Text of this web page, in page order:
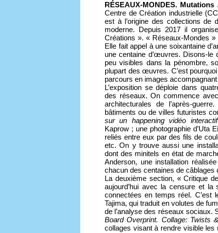
RÉSEAUX-MONDES.
Centre de Création industrielle
est à l’origine des collections de
moderne. Depuis 2017 il
Créations ». « Réseaux-Mondes
Elle fait appel à une soixantaine
une centaine d’œuvres. Disons-le
peu visibles dans la pénombre,
plupart des œuvres. C’est
parcours en images
L’exposition se déploie dans
des réseaux. On commence
architecturales de l’après-
bâtiments ou de villes futuristes
sur un happening vidéo
Kaprow ; une photographie d’Uta
reliés entre eux par des fils de
etc. On y trouve aussi une
dont des minitels en état de
Anderson, une installation
chacun des centaines de câblages
La deuxième section, « Critique
aujourd’hui avec la censure et
connectées en temps réel. C’est
Tajima, qui traduit en volutes de
de l’analyse des réseaux
Board Overprint. Collage: Twists
collages visant à rendre visible